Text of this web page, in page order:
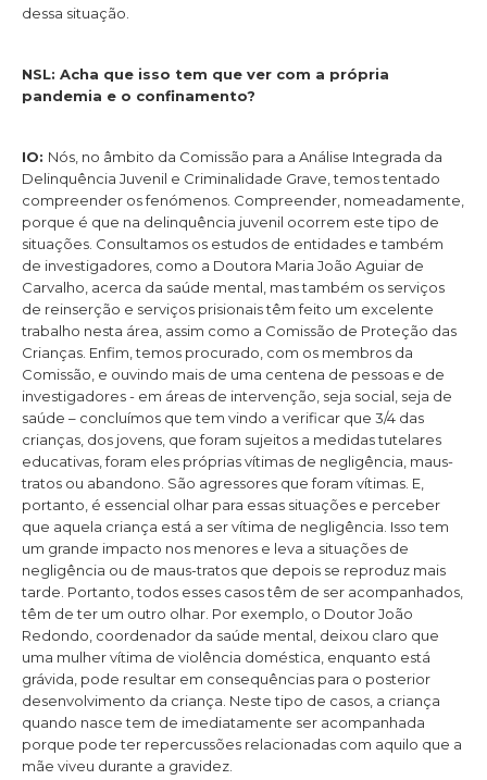
dessa situação.
NSL: Acha que isso tem que ver com a própria
pandemia e o confinamento?
IO: Nós, no âmbito da Comissão para a Análise Integrada da
Delinquência Juvenil e Criminalidade Grave, temos tentado
compreender os fenómenos. Compreender, nomeadamente,
porque é que na delinquência juvenil ocorrem este tipo de
situações. Consultamos os estudos de entidades e também
de investigadores, como a Doutora Maria João Aguiar de
Carvalho, acerca da saúde mental, mas também os serviços
de reinserção e serviços prisionais têm feito um excelente
trabalho nesta área, assim como a Comissão de Proteção das
Crianças. Enfim, temos procurado, com os membros da
Comissão, e ouvindo mais de uma centena de pessoas e de
investigadores - em áreas de intervenção, seja social, seja de
saúde – concluímos que tem vindo a verificar que 3/4 das
crianças, dos jovens, que foram sujeitos a medidas tutelares
educativas, foram eles próprias vítimas de negligência, maus-
tratos ou abandono. São agressores que foram vítimas. E,
portanto, é essencial olhar para essas situações e perceber
que aquela criança está a ser vítima de negligência. Isso tem
um grande impacto nos menores e leva a situações de
negligência ou de maus-tratos que depois se reproduz mais
tarde. Portanto, todos esses casos têm de ser acompanhados,
têm de ter um outro olhar. Por exemplo, o Doutor João
Redondo, coordenador da saúde mental, deixou claro que
uma mulher vítima de violência doméstica, enquanto está
grávida, pode resultar em consequências para o posterior
desenvolvimento da criança. Neste tipo de casos, a criança
quando nasce tem de imediatamente ser acompanhada
porque pode ter repercussões relacionadas com aquilo que a
mãe viveu durante a gravidez.